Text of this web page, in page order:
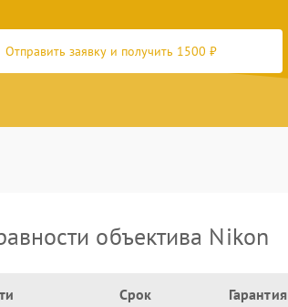
Отправить заявку и получить 1500 ₽
объектива Nikon
Срок Гарантия